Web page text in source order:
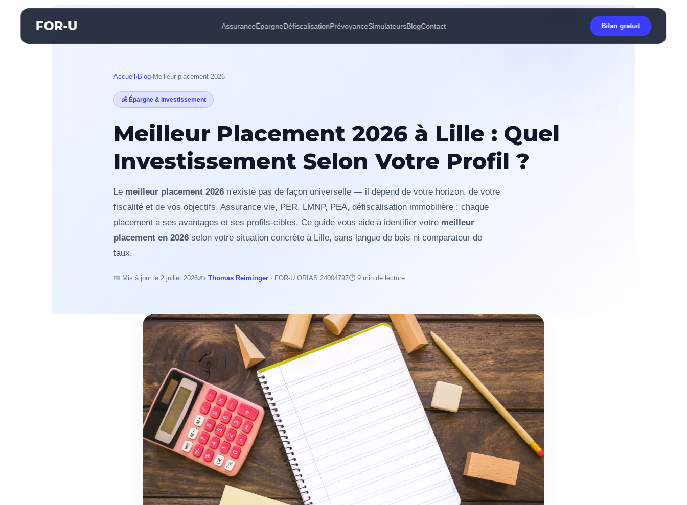
FOR-U AssuranceÉpargneDéfiscalisationPrévoyanceSimulateursBlogContact Bilan gratuit
Accueil ›Blog›Meilleur placement 2026
💰 Épargne & Investissement
Meilleur Placement 2026 à Lille : Quel
Investissement Selon Votre Profil ?
Le meilleur placement 2026 n'existe pas de façon universelle — il dépend de votre horizon, de votre
fiscalité et de vos objectifs. Assurance vie, PER, LMNP, PEA, défiscalisation immobilière : chaque
placement a ses avantages et ses profils-cibles. Ce guide vous aide à identifier votre meilleur
placement en 2026 selon votre situation concrète à Lille, sans langue de bois ni comparateur de
taux.
📅 Mis à jour le 2 juillet 2026✍️ Thomas Reiminger · FOR-U ORIAS 24004797⏱️ 9 min de lecture